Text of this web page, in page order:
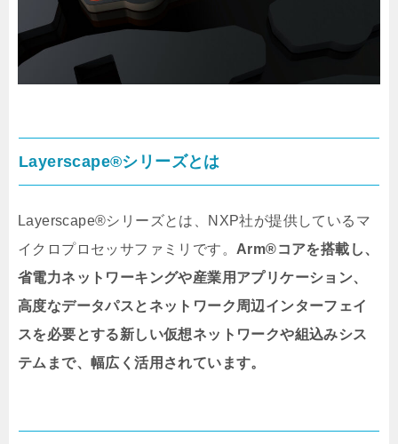
Layerscape®シリーズとは
Layerscape®シリーズとは、NXP社が提供しているマ
イクロプロセッサファミリです。 Arm®コアを搭載し、
省電力ネットワーキングや産業用アプリケーション、
高度なデータパスとネットワーク周辺インターフェイ
スを必要とする新しい仮想ネットワークや組込みシス
テムまで、幅広く活用されています。